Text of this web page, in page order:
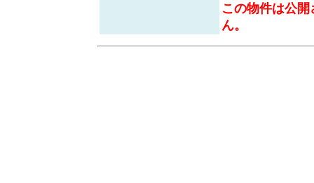
この物件は公
ん。